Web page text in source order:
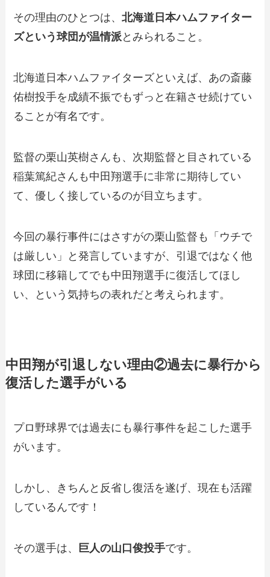
その理由のひとつは、北海道日本ハムファイター
ズという球団が温情派とみられること。
北海道日本ハムファイターズといえば、あの斎藤
佑樹投手を成績不振でもずっと在籍させ続けてい
ることが有名です。
監督の栗山英樹さんも、次期監督と目されている
稲葉篤紀さんも中田翔選手に非常に期待してい
て、優しく接しているのが目立ちます。
今回の暴行事件にはさすがの栗山監督も「ウチで
は厳しい」と発言していますが、引退ではなく他
球団に移籍してでも中田翔選手に復活してほし
い、という気持ちの表れだと考えられます。
中田翔が引退しない理由②過去に暴行から
復活した選手がいる
プロ野球界では過去にも暴行事件を起こした選手
がいます。
しかし、きちんと反省し復活を遂げ、現在も活躍
しているんです！
その選手は、 巨人の山口俊投手です。